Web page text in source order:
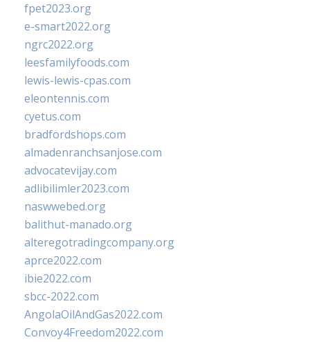
fpet2023.org
e-smart2022.org
ngrc2022.org
leesfamilyfoods.com
lewis-lewis-cpas.com
eleontennis.com
cyetus.com
bradfordshops.com
almadenranchsanjose.com
advocatevijay.com
adlibilimler2023.com
naswwebed.org
balithut-manado.org
alteregotradingcompany.org
aprce2022.com
ibie2022.com
sbcc-2022.com
AngolaOilAndGas2022.com
Convoy4Freedom2022.com